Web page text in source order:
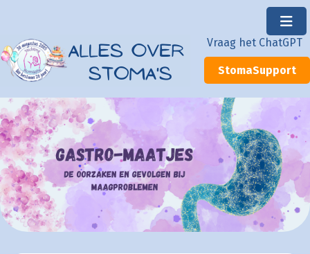
Vraag het ChatGPT
StomaSupport
×